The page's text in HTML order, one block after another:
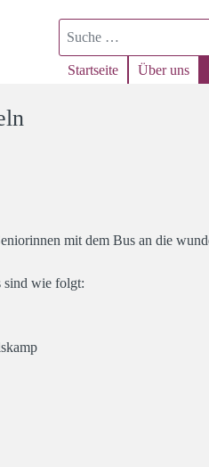
Suchen
Startseite Über uns
mit dem Bus an die
sind wie folgt: